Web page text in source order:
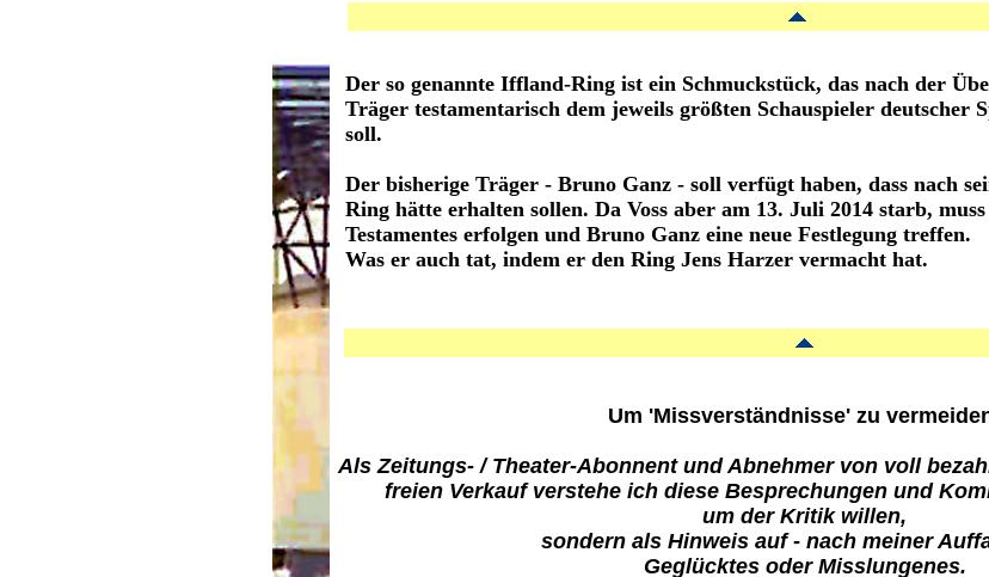
Der so genannte Iffland-Ring ist ein Schmuckstück, das nach der
Träger testamentarisch dem jeweils größten Schauspieler deutscher
soll.
Der bisherige Träger - Bruno Ganz - soll verfügt haben, dass nach
Ring hätte erhalten sollen. Da Voss aber am 13. Juli 2014 starb,
Testamentes erfolgen und Bruno Ganz eine neue Festlegung treffen.
Was er auch tat, indem er den Ring Jens Harzer vermacht hat.
Um 'Missverständnisse' zu
Als Zeitungs- / Theater-Abonnent und Abnehmer von voll
freien Verkauf verstehe ich diese Besprechungen und
um der Kritik willen,
sondern als Hinweis auf - nach meiner
Geglücktes oder Misslungenes.